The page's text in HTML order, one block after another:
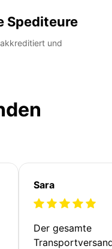
Spediteure
und
Sara
Der gesamte